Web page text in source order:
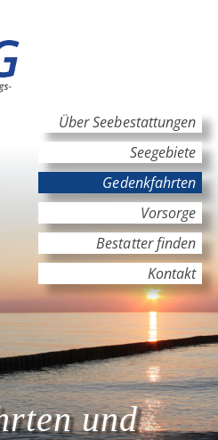
Über Seebestattungen
Seegebiete
Gedenkfahrten
Vorsorge
Bestatter finden
Kontakt
und